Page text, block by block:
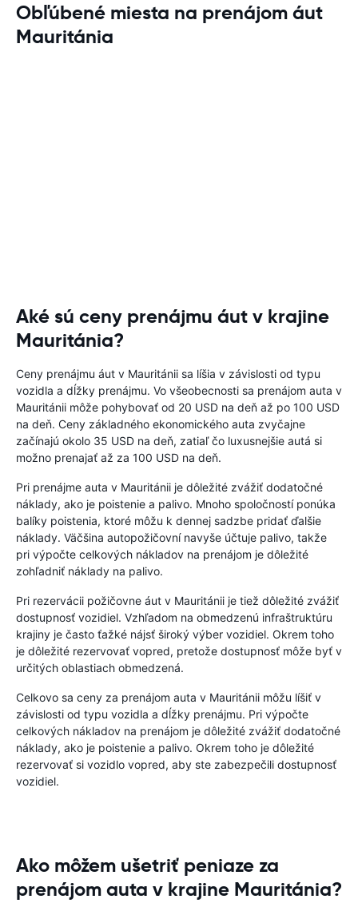
Obľúbené miesta na prenájom áut
Mauritánia
Aké sú ceny prenájmu áut v krajine
Mauritánia?
Ceny prenájmu áut v Mauritánii sa líšia v závislosti od typu
vozidla a dĺžky prenájmu. Vo všeobecnosti sa prenájom auta v
Mauritánii môže pohybovať od 20 USD na deň až po 100 USD
na deň. Ceny základného ekonomického auta zvyčajne
začínajú okolo 35 USD na deň, zatiaľ čo luxusnejšie autá si
možno prenajať až za 100 USD na deň.
Pri prenájme auta v Mauritánii je dôležité zvážiť dodatočné
náklady, ako je poistenie a palivo. Mnoho spoločností ponúka
balíky poistenia, ktoré môžu k dennej sadzbe pridať ďalšie
náklady. Väčšina autopožičovní navyše účtuje palivo, takže
pri výpočte celkových nákladov na prenájom je dôležité
zohľadniť náklady na palivo.
Pri rezervácii požičovne áut v Mauritánii je tiež dôležité zvážiť
dostupnosť vozidiel. Vzhľadom na obmedzenú infraštruktúru
krajiny je často ťažké nájsť široký výber vozidiel. Okrem toho
je dôležité rezervovať vopred, pretože dostupnosť môže byť v
určitých oblastiach obmedzená.
Celkovo sa ceny za prenájom auta v Mauritánii môžu líšiť v
závislosti od typu vozidla a dĺžky prenájmu. Pri výpočte
celkových nákladov na prenájom je dôležité zvážiť dodatočné
náklady, ako je poistenie a palivo. Okrem toho je dôležité
rezervovať si vozidlo vopred, aby ste zabezpečili dostupnosť
vozidiel.
Ako môžem ušetriť peniaze za
prenájom auta v krajine Mauritánia?